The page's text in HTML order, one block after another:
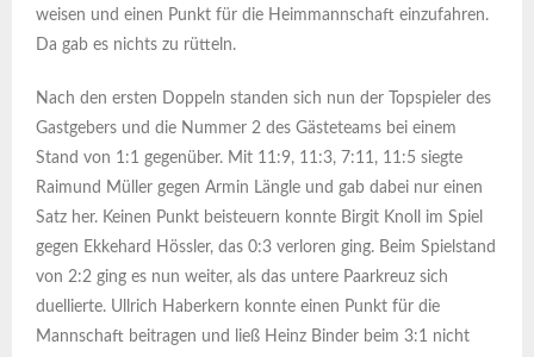
weisen und einen Punkt für die Heimmannschaft einzufahren.
Da gab es nichts zu rütteln.
Nach den ersten Doppeln standen sich nun der Topspieler des
Gastgebers und die Nummer 2 des Gästeteams bei einem
Stand von 1:1 gegenüber. Mit 11:9, 11:3, 7:11, 11:5 siegte
Raimund Müller gegen Armin Längle und gab dabei nur einen
Satz her. Keinen Punkt beisteuern konnte Birgit Knoll im Spiel
gegen Ekkehard Hössler, das 0:3 verloren ging. Beim Spielstand
von 2:2 ging es nun weiter, als das untere Paarkreuz sich
duellierte. Ullrich Haberkern konnte einen Punkt für die
Mannschaft beitragen und ließ Heinz Binder beim 3:1 nicht